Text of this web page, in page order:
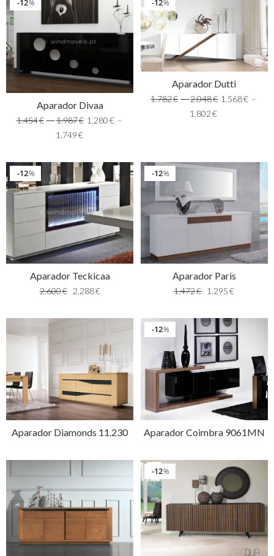
%
Aparador Divaa
1.454€ –1.987€ 1.280€ –
1.749€
%
Aparador Dutti
1.782€ –2.048€ 1.568€ –
1.802 €
%
12
Aparador Teckicaa
2.600€ 2.288€
%
12
Aparador Paris
1.472€ 1.295 €
Aparador Diamonds 11.230
%
12
Aparador Coimbra 9061MN
%
12